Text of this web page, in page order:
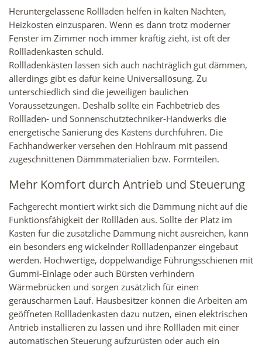
Heruntergelassene Rollläden helfen in kalten Nächten,
Heizkosten einzusparen. Wenn es dann trotz moderner
Fenster im Zimmer noch immer kräftig zieht, ist oft der
Rollladenkasten schuld.
Rollladenkästen lassen sich auch nachträglich gut dämmen,
allerdings gibt es dafür keine Universallösung. Zu
unterschiedlich sind die jeweiligen baulichen
Voraussetzungen. Deshalb sollte ein Fachbetrieb des
Rollladen- und Sonnenschutztechniker-Handwerks die
energetische Sanierung des Kastens durchführen. Die
Fachhandwerker versehen den Hohlraum mit passend
zugeschnittenen Dämmmaterialien bzw. Formteilen.
Mehr Komfort durch Antrieb und Steuerung
Fachgerecht montiert wirkt sich die Dämmung nicht auf die
Funktionsfähigkeit der Rollläden aus. Sollte der Platz im
Kasten für die zusätzliche Dämmung nicht ausreichen, kann
ein besonders eng wickelnder Rollladenpanzer eingebaut
werden. Hochwertige, doppelwandige Führungsschienen mit
Gummi-Einlage oder auch Bürsten verhindern
Wärmebrücken und sorgen zusätzlich für einen
geräuscharmen Lauf. Hausbesitzer können die Arbeiten am
geöffneten Rollladenkasten dazu nutzen, einen elektrischen
Antrieb installieren zu lassen und ihre Rollläden mit einer
automatischen Steuerung aufzurüsten oder auch ein